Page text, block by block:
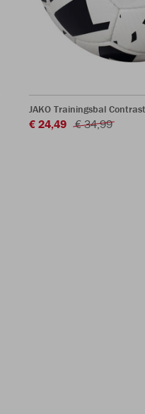
JAKO Trainingsbal Contrast
€ 24,49 € 34,99